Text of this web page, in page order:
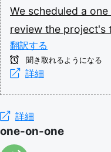
We scheduled a one
review the project's
翻訳する
聞き取れるようになる
詳細
詳細
one-on-one